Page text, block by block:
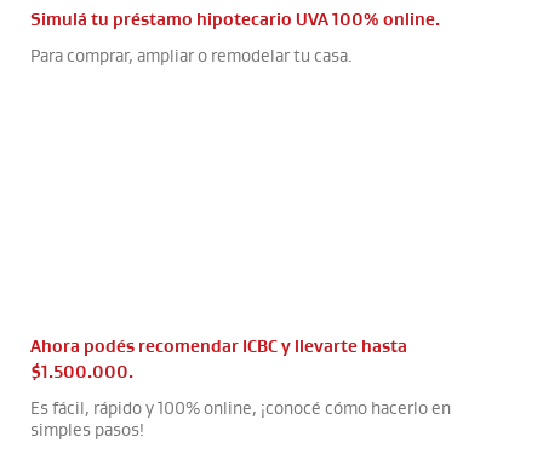
Simulá tu préstamo hipotecario UVA 100% online.
Para comprar, ampliar o remodelar tu casa.
Ahora podés recomendar ICBC y llevarte hasta
$1.500.000.
Es fácil, rápido y 100% online, ¡conocé cómo hacerlo en
simples pasos!